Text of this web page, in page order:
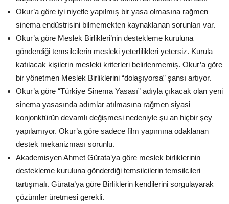
Okur’a göre iyi niyetle yapılmış bir yasa olmasına rağmen
sinema endüstrisini bilmemekten kaynaklanan sorunları var.
Okur’a göre Meslek Birlikleri’nin destekleme kuruluna
gönderdiği temsilcilerin mesleki yeterlilikleri yetersiz. Kurula
katılacak kişilerin mesleki kriterleri belirlenmemiş. Okur’a göre
bir yönetmen Meslek Birliklerini “dolaşıyorsa” şansı artıyor.
Okur’a göre “Türkiye Sinema Yasası” adıyla çıkacak olan yeni
sinema yasasında adımlar atılmasına rağmen siyasi
konjonktürün devamlı değişmesi nedeniyle şu an hiçbir şey
yapılamıyor. Okur’a göre sadece film yapımına odaklanan
destek mekanizması sorunlu.
Akademisyen Ahmet Gürata’ya göre meslek birliklerinin
destekleme kuruluna gönderdiği temsilcilerin temsilcileri
tartışmalı. Gürata’ya göre Birliklerin kendilerini sorgulayarak
çözümler üretmesi gerekli.